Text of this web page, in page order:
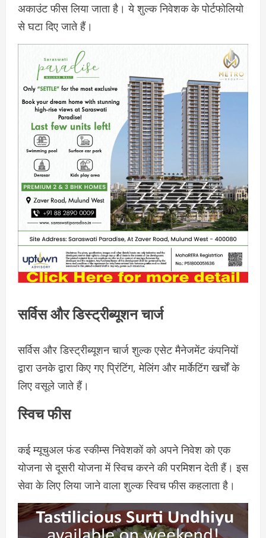
अकाउंट फीस लिया जाता है। ये शुल्क निवेशक के पोर्टफोलियो
से घटा दिए जाते हैं।
सर्विस और डिस्ट्रीब्यूशन चार्ज
सर्विस और डिस्ट्रीब्यूशन चार्ज शुल्क एसेट मैनेजमेंट कंपनियों
द्वारा उनके द्वारा किए गए प्रिंटिंग, मेलिंग और मार्केटिंग खर्चों के
लिए वसूले जाते हैं।
स्विच फीस
कई म्यूचुअल फंड स्कीम्स निवेशकों को अपने निवेश को एक
योजना से दूसरी योजना में स्विच करने की परमिशन देती हैं। इस
सेवा के लिए लिया जाने वाला शुल्क स्विच फीस कहलाता है।